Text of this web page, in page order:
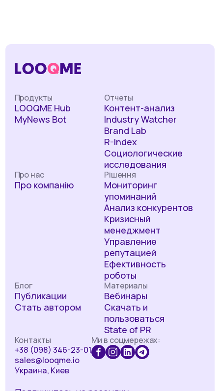
Продукты
LOOQME Hub
MyNews Bot
Отчеты
Контент-анализ
Industry Watcher
Brand Lab
R-Index
Социологические
исследования
Рішення
Мониторинг
упоминаний
Анализ конкурентов
Кризисный
менеджмент
Управление
репутацией
Ефективность
роботы
Про нас
Про компанію
Материалы
Вебинары
Скачать и
пользоваться
State of PR
Блог
Публикации
Стать автором
Контакты
+38 (098) 346-23-01
sales@looqme.io
Украина, Киев
Ми в соцмережах: